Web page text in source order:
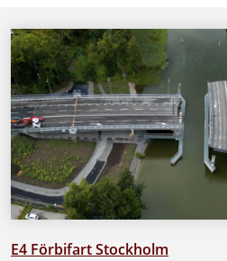
E4 Förbifart Stockholm